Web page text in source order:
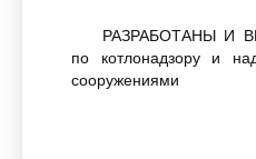
РАЗРАБОТАНЫ И
по котлонадзору и
сооружениями